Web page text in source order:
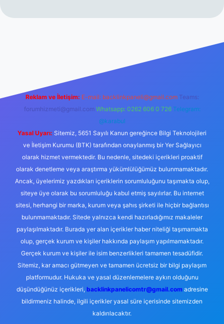
Reklam ve İletişim: E-mail: backlinkpaneli@gmail.com Teams:
forumhizmeti@gmail.com Whatsapp: 0262 606 0 726 Telegram:
@karabul
Yasal Uyarı: Sitemiz, 5651 Sayılı Kanun gereğince Bilgi Teknolojileri
ve İletişim Kurumu (BTK) tarafından onaylanmış bir Yer Sağlayıcı
olarak hizmet vermektedir. Bu nedenle, sitedeki içerikleri proaktif
olarak denetleme veya araştırma yükümlülüğümüz bulunmamaktadır.
Ancak, üyelerimiz yazdıkları içeriklerin sorumluluğunu taşımakta olup,
siteye üye olarak bu sorumluluğu kabul etmiş sayılırlar. Bu internet
sitesi, herhangi bir marka, kurum veya şahıs şirketi ile hiçbir bağlantısı
bulunmamaktadır. Sitede yalnızca kendi hazırladığımız makaleler
paylaşılmaktadır. Burada yer alan içerikler haber niteliği taşımamakta
olup, gerçek kurum ve kişiler hakkında paylaşım yapılmamaktadır.
Gerçek kurum ve kişiler ile isim benzerlikleri tamamen tesadüfidir.
Sitemiz, kar amacı gütmeyen ve tamamen ücretsiz bir bilgi paylaşım
platformudur. Hukuka ve yasal düzenlemelere aykırı olduğunu
düşündüğünüz içerikleri, backlinkpanelicomtr@gmail.comadresine
bildirmeniz halinde, ilgili içerikler yasal süre içerisinde sitemizden
kaldırılacaktır.